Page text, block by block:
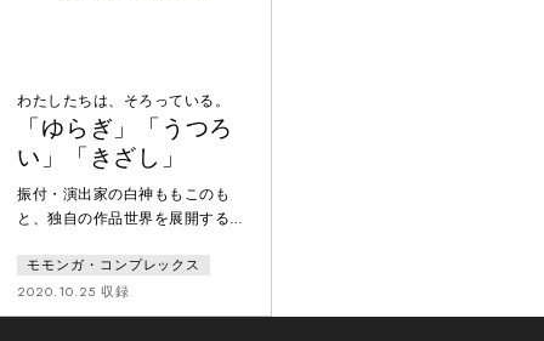
わたしたちは、そろっている。
「ゆらぎ」「うつろ
い」「きざし」
振付・演出家の白神ももこのも
と、独自の作品世界を展開するモ
品。白神は新型コロナウイルス感
染症対策で外出自粛期間中、会え
ない人や行けなくなった場所への
モモンガ・コンプレックス
2020.10.25 収録